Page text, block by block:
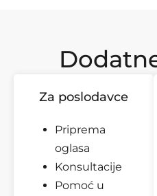
Za poslodavce
Priprema
oglasa
Konsultacije
Pomoć u